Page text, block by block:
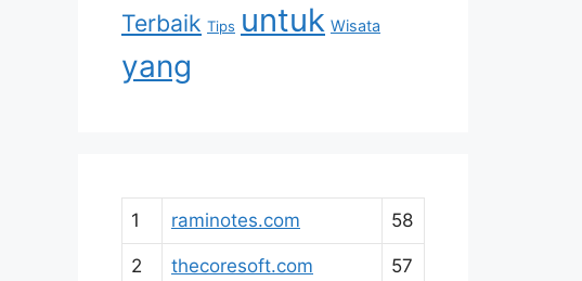
Terbaik Tips untuk Wisata
yang
1 raminotes.com 58
2 thecoresoft.com 57